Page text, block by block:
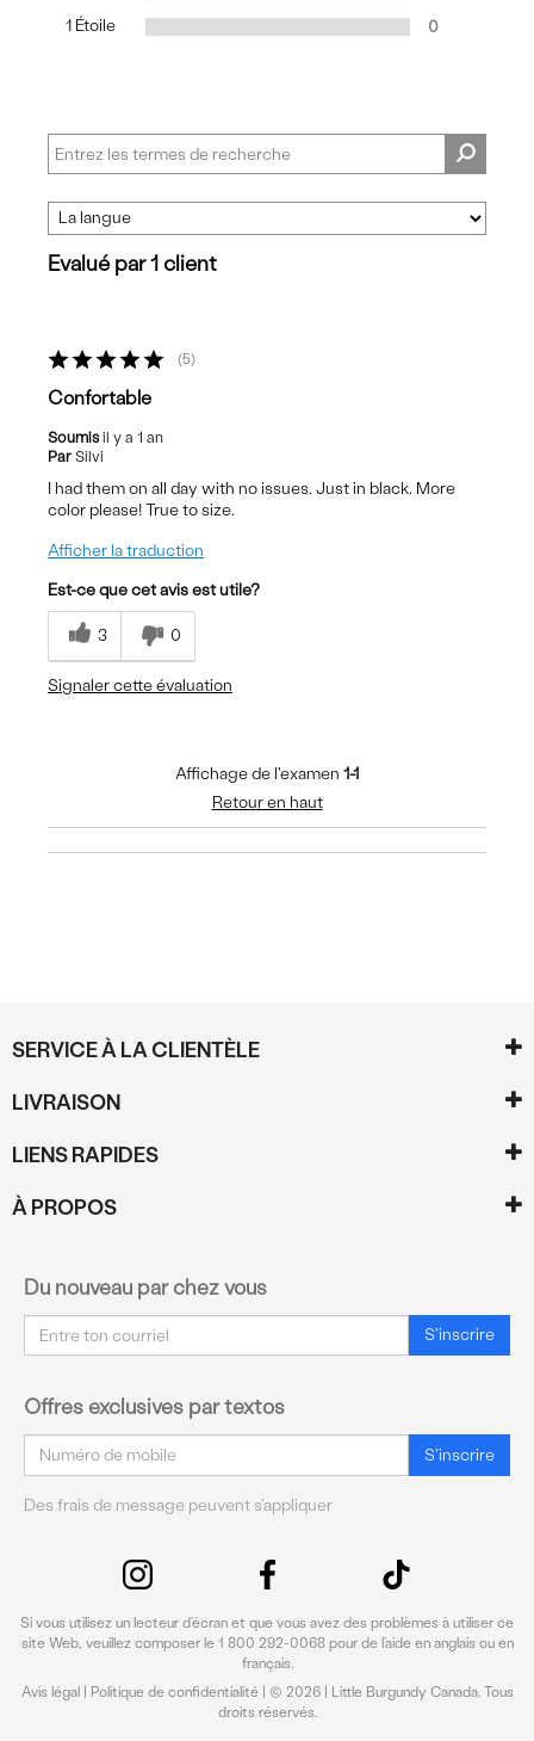
1 Étoile 0
Evalué par 1 client
5
Confortable
Soumisil y a 1 an
Par Silvi
I had them on all day with no issues. Just in black. More
color please! True to size.
Afficher la traduction
Est-ce que cet avis est utile?
3 0
Signaler cette évaluation
Affichage de l'examen 1-1
Retour en haut
SERVICE À LA CLIENTÈLE
LIVRAISON
LIENS RAPIDES
À PROPOS
Du nouveau par chez vous
Courriel S'inscrire
Offres exclusives par textos
Courriel S'inscrire
Des frais de message peuvent s'appliquer
Avis légal| Politique de confidentialité | © 2026 | Little Burgundy Canada. Tous
droits réservés.
Si vous utilisez un lecteur d’écran et que vous avez des problèmes à utiliser ce
site Web, veuillez composer le 1 800 292-0068 pour de l’aide en anglais ou en
français.